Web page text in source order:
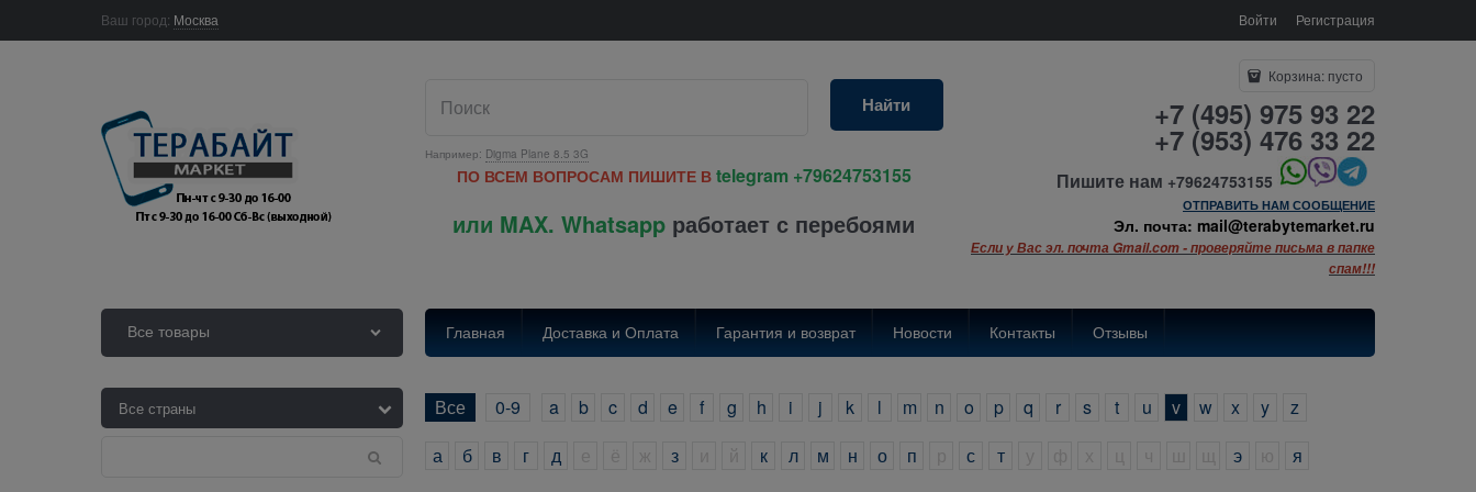
Ваш город: Москва Войти Регистрация
Например: Digma Plane 8.5 3G
Найти
ПО ВСЕМ ВОПРОСАМ ПИШИТЕ В telegram +79624753155
или MAX. Whatsapp работает с перебоями
Корзина: пусто
+7 (495) 975 93 22
+7 (953) 476 33 22
Пишите нам +79624753155
ОТПРАВИТЬ НАМ СООБЩЕНИЕ
Эл. почта: mail@terabytemarket.ru
Если у Вас эл. почта Gmail.com - проверяйте письма в папке
спам!!!
Все товары Главная Доставка и Оплата Гарантия и возврат Новости Контакты Отзывы
Все 0-9 a b c d e f g h i j k l m n o p q r s t u v w x y
z
а
б в г д з к л м н о п с т э я